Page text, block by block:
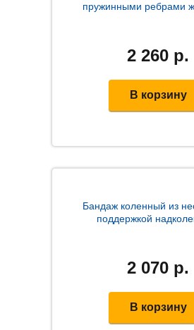
пружинными ребрами
2 260 р.
В корзину
Бандаж коленный из
поддержкой
2 070 р.
В корзину